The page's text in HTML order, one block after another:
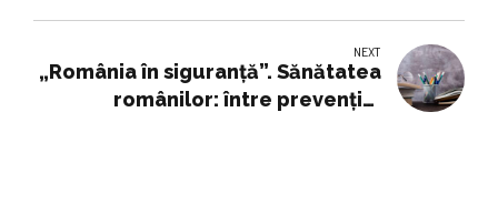
NEXT
„România în siguranță”. Sănătatea
românilor: între prevenție,